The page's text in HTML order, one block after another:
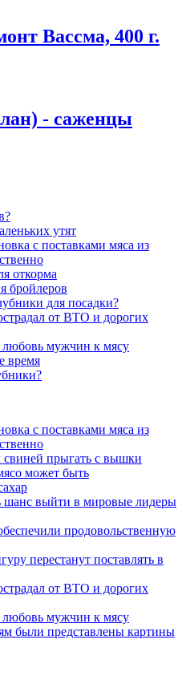
Вассма, 400 г.
- саженцы
утят
с поставками мяса из
откорма
бройлеров
для посадки?
от ВТО и дорогих
мужчин к мясу
время
с поставками мяса из
прыгать с вышки
может быть
шанс выйти в мировые лидеры
продовольственную
перестанут поставлять в
от ВТО и дорогих
мужчин к мясу
были представлены картины